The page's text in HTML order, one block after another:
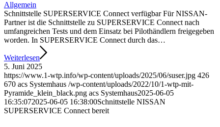
Allgemein
Schnittstelle SUPERSERVICE Connect verfügbar Für NISSAN-
Partner ist die Schnittstelle zu SUPERSERVICE Connect nach
umfangreichen Tests und dem Einsatz bei Pilothändlern freigegeben
worden. In SUPERSERVICE Connect durch das…
Weiterlesen
5. Juni 2025
https://www.1-wtp.info/wp-content/uploads/2025/06/suser.jpg 426
670 acs Systemhaus /wp-content/uploads/2022/10/1-wtp-mit-
Pyramide_klein_black.png acs Systemhaus2025-06-05
16:35:072025-06-05 16:38:00Schnittstelle NISSAN
SUPERSERVICE Connect bereit